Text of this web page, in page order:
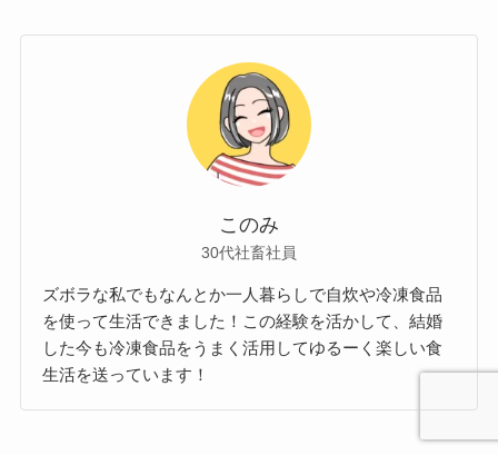
このみ
30代社畜社員
ズボラな私でもなんとか一人暮らしで自炊や冷凍食品
を使って生活できました！この経験を活かして、結婚
した今も冷凍食品をうまく活用してゆるーく楽しい食
生活を送っています！